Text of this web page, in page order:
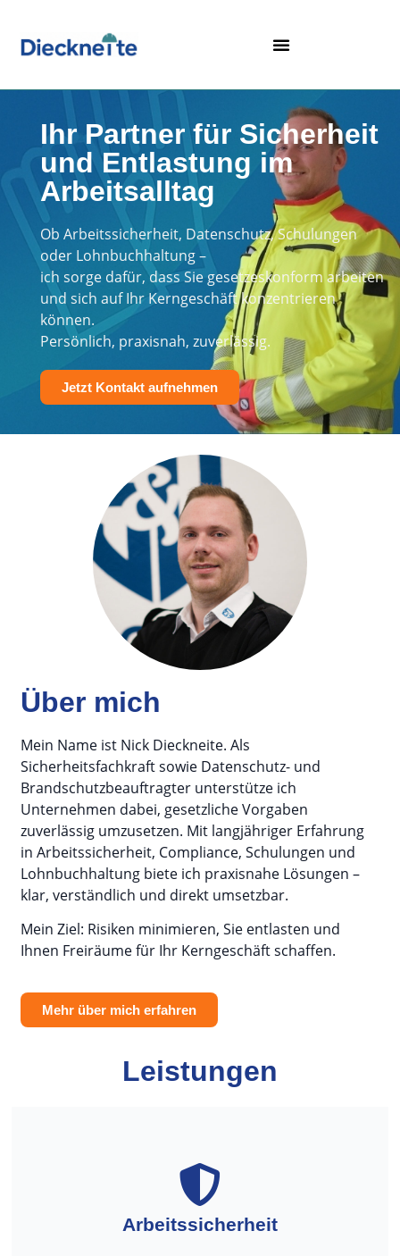
Ihr Partner für Sicherheit
und Entlastung im
Arbeitsalltag
Ob Arbeitssicherheit, Datenschutz, Schulungen
oder Lohnbuchhaltung –
ich sorge dafür, dass Sie gesetzeskonform arbeiten
und sich auf Ihr Kerngeschäft konzentrieren
können.
Persönlich, praxisnah, zuverlässig.
Jetzt Kontakt aufnehmen
Über mich
Mein Name ist Nick Dieckneite. Als
Sicherheitsfachkraft sowie Datenschutz- und
Brandschutzbeauftragter unterstütze ich
Unternehmen dabei, gesetzliche Vorgaben
zuverlässig umzusetzen. Mit langjähriger Erfahrung
in Arbeitssicherheit, Compliance, Schulungen und
Lohnbuchhaltung biete ich praxisnahe Lösungen –
klar, verständlich und direkt umsetzbar.
Mein Ziel: Risiken minimieren, Sie entlasten und
Ihnen Freiräume für Ihr Kerngeschäft schaffen.
Mehr über mich erfahren
Leistungen
Arbeitssicherheit